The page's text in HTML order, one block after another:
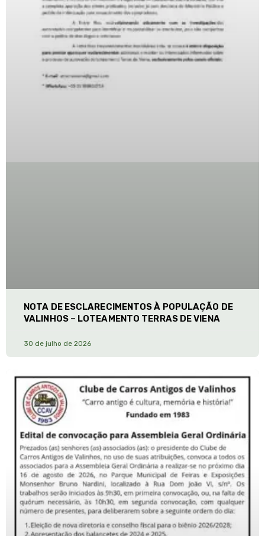
NOTA DE ESCLARECIMENTOS À POPULAÇÃO DE
VALINHOS – LOTEAMENTO TERRAS DE VIENA
30 de julho de 2026